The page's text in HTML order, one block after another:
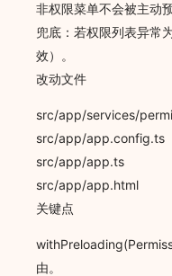
非权限菜单不会被主动预
兜底：若权限列表异常
效）。
改动文件
src/app/services/
src/app/app.config.ts
src/app/app.ts
src/app/app.html
关键点
由。